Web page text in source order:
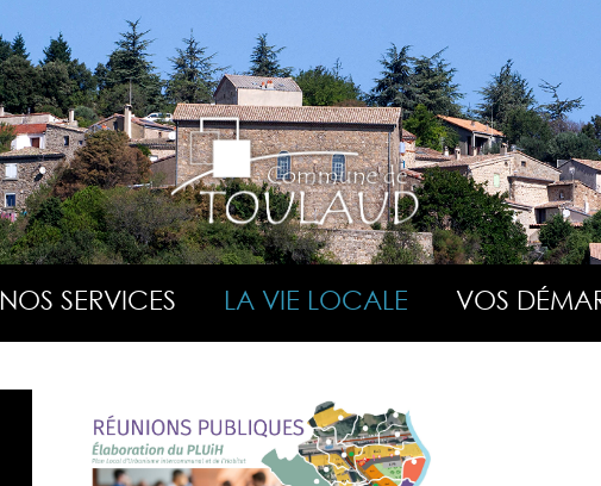
NOS SERVICES LA VIE LOCALE VOS